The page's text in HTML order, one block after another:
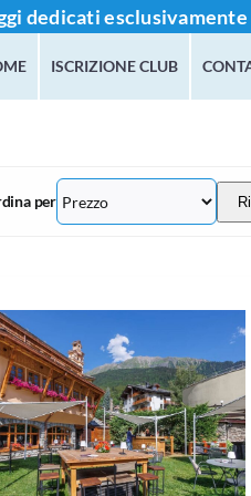
dedicati
ISCRIZIONE CLUB
per